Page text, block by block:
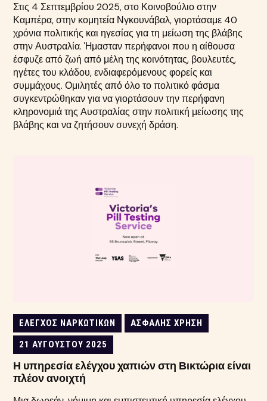
Στις 4 Σεπτεμβρίου 2025, στο Κοινοβούλιο στην
Καμπέρα, στην κομητεία Νγκουνάβαλ, γιορτάσαμε 40
χρόνια πολιτικής και ηγεσίας για τη μείωση της βλάβης
στην Αυστραλία. Ήμασταν περήφανοι που η αίθουσα
έσφυζε από ζωή από μέλη της κοινότητας, βουλευτές,
ηγέτες του κλάδου, ενδιαφερόμενους φορείς και
συμμάχους. Ομιλητές από όλο το πολιτικό φάσμα
συγκεντρώθηκαν για να γιορτάσουν την περήφανη
κληρονομιά της Αυστραλίας στην πολιτική μείωσης της
βλάβης και να ζητήσουν συνεχή δράση.
ΈΛΕΓΧΟΣ ΝΑΡΚΩΤΙΚΏΝ
ΑΣΦΑΛΉΣ ΧΡΉΣΗ
21 ΑΥΓΟΎΣΤΟΥ 2025
Η υπηρεσία ελέγχου χαπιών στη Βικτώρια είναι
πλέον ανοιχτή